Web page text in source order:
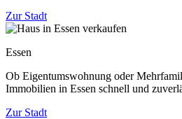
Zur Stadt
Essen
Ob Eigentumswohnung oder
Immobilien in Essen schnell und
Zur Stadt